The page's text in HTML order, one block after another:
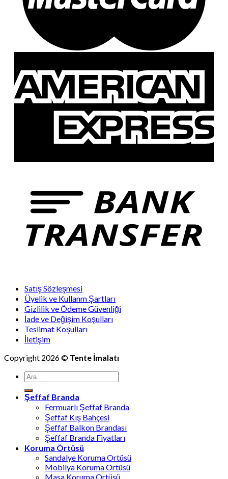
Satış Sözleşmesi
Üyelik ve Kullanm Şartları
Gizlilik ve Ödeme Güvenliği
İade ve Değişim Koşulları
Teslimat Koşulları
İletişim
Copyright 2026 © Tente İmalatı
Ara:
Şeffaf Branda
Fermuarlı Şeffaf Branda
Şeffaf Kış Bahçesi
Şeffaf Balkon Brandası
Şeffaf Branda Fiyatları
Koruma Örtüsü
Sandalye Koruma Ortüsü
Mobilya Koruma Ortüsü
Masa Koruma Ortüsü